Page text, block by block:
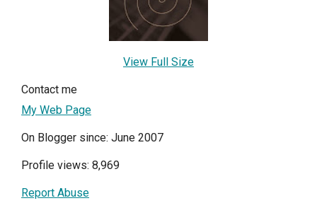
View Full Size
Contact me
My Web Page
On Blogger since: June 2007
Profile views: 8,969
Report Abuse